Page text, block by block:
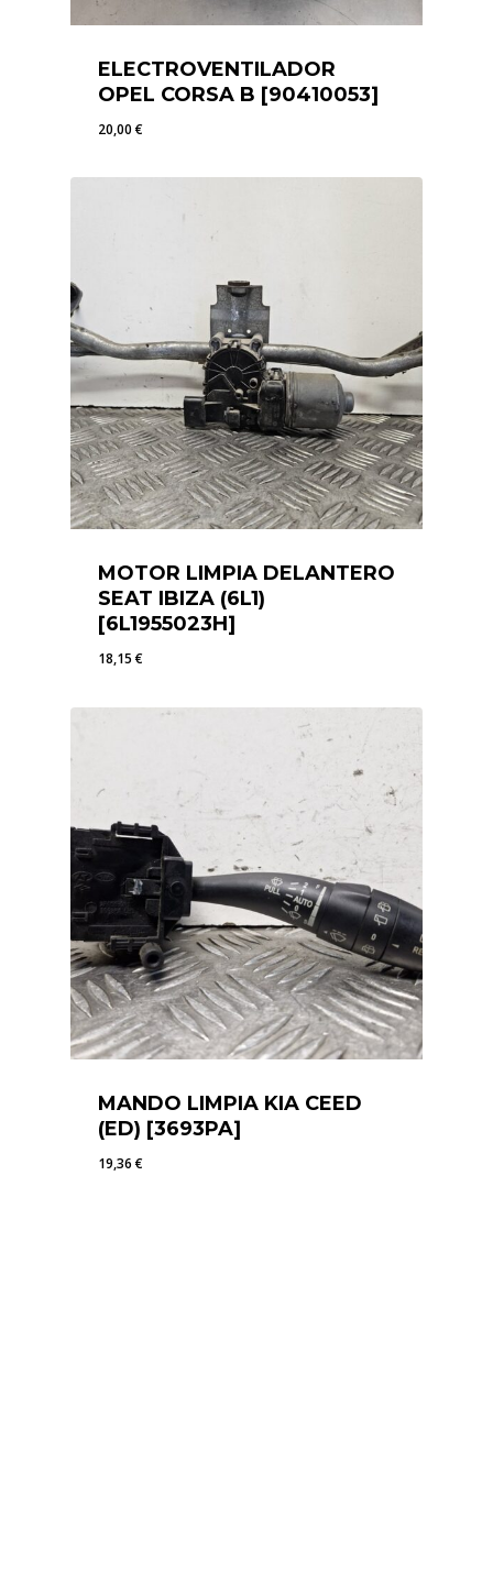
ELECTROVENTILADOR
OPEL CORSA B [90410053]
20,00€
MOTOR LIMPIA DELANTERO
SEAT IBIZA (6L1)
[6L1955023H]
18,15€
MANDO LIMPIA KIA CEED
(ED) [3693PA]
19,36€